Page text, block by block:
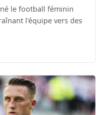
le football féminin
l'équipe vers des